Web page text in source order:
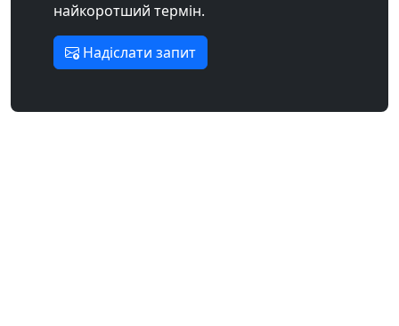
найкоротший термін.
Надіслати запит